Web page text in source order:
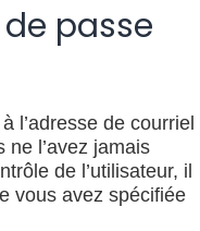
passe
l’adresse de courriel
l’avez jamais
de l’utilisateur, il
vous avez spécifiée